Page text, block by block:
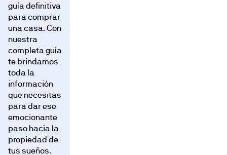
guía definitiva
para comprar
una casa. Con
nuestra
completa guía
te brindamos
toda la
información
que necesitas
para dar ese
emocionante
paso hacia la
propiedad de
tus sueños.